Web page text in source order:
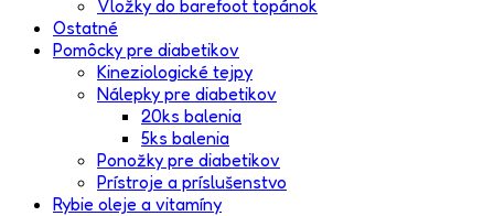
Vložky do barefoot topánok
Ostatné
Pomôcky pre diabetikov
Kineziologické tejpy
Nálepky pre diabetikov
20ks balenia
5ks balenia
Ponožky pre diabetikov
Prístroje a príslušenstvo
Rybie oleje a vitamíny